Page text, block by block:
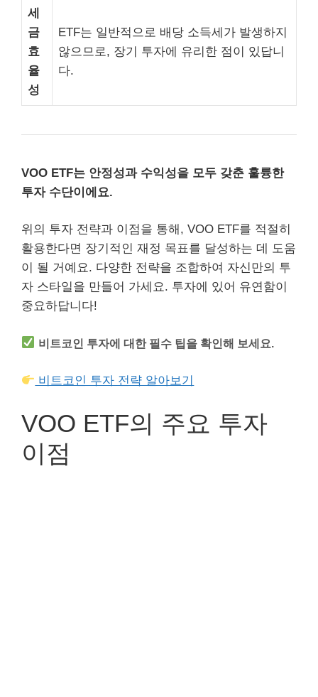
세
금
효
율
성
ETF는 일반적으로 배당 소득세가 발생하지
않으므로, 장기 투자에 유리한 점이 있답니
다.
VOO ETF는 안정성과 수익성을 모두 갖춘 훌륭한
투자 수단이에요.
위의 투자 전략과 이점을 통해, VOO ETF를 적절히
활용한다면 장기적인 재정 목표를 달성하는 데 도움
이 될 거예요. 다양한 전략을 조합하여 자신만의 투
자 스타일을 만들어 가세요. 투자에 있어 유연함이
중요하답니다!
비트코인 투자에 대한 필수 팁을 확인해 보세요.
비트코인 투자 전략 알아보기
VOO ETF의 주요 투자
이점